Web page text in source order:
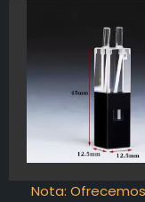
Nota: